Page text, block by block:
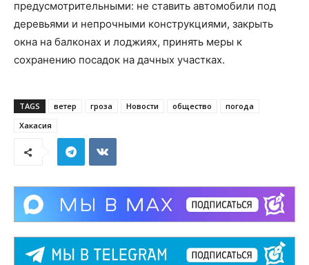
предусмотрительными: не ставить автомобили под
деревьями и непрочными конструкциями, закрыть
окна на балконах и лоджиях, принять меры к
сохранению посадок на дачных участках.
TAGS ветер гроза Новости общество
погода
Хакасия